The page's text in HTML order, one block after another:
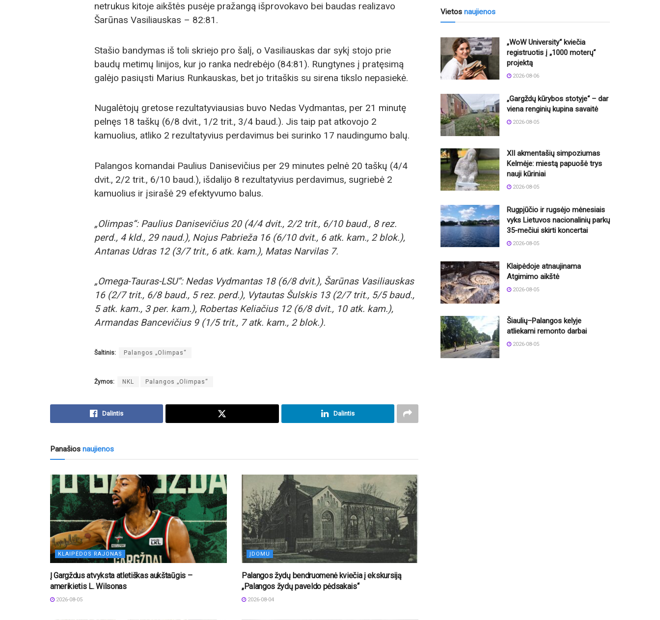
netrukus kitoje aikštės pusėje pražangą išprovokavo bei baudas realizavo
Šarūnas Vasiliauskas – 82:81.
Stašio bandymas iš toli skriejo pro šalį, o Vasiliauskas dar sykį stojo prie
baudų metimų linijos, kur jo ranka nedrebėjo (84:81). Rungtynes į pratęsimą
galėjo pasiųsti Marius Runkauskas, bet jo tritaškis su sirena tikslo nepasiekė.
Nugalėtojų gretose rezultatyviausias buvo Nedas Vydmantas, per 21 minutę
pelnęs 18 taškų (6/8 dvit., 1/2 trit., 3/4 baud.). Jis taip pat atkovojo 2
kamuolius, atliko 2 rezultatyvius perdavimus bei surinko 17 naudingumo balų.
Palangos komandai Paulius Danisevičius per 29 minutes pelnė 20 taškų (4/4
dvit., 2/2 trit., 6/10 baud.), išdalijo 8 rezultatyvius perdavimus, sugriebė 2
kamuolius ir įsirašė 29 efektyvumo balus.
„Olimpas“: Paulius Danisevičius 20 (4/4 dvit., 2/2 trit., 6/10 baud., 8 rez.
perd., 4 kld., 29 naud.), Nojus Pabrieža 16 (6/10 dvit., 6 atk. kam., 2 blok.),
Antanas Udras 12 (3/7 trit., 6 atk. kam.), Matas Narvilas 7.
„Omega-Tauras-LSU“: Nedas Vydmantas 18 (6/8 dvit.), Šarūnas Vasiliauskas
16 (2/7 trit., 6/8 baud., 5 rez. perd.), Vytautas Šulskis 13 (2/7 trit., 5/5 baud.,
5 atk. kam., 3 per. kam.), Robertas Keliačius 12 (6/8 dvit., 10 atk. kam.),
Armandas Bancevičius 9 (1/5 trit., 7 atk. kam., 2 blok.).
Šaltinis: Palangos „Olimpas“
Žymos: NKL Palangos „Olimpas“
Dalintis Dalintis
Panašios naujienos
KLAIPĖDOS RAJONAS
Į Gargždus atvyksta atletiškas aukštaūgis –
amerikietis L. Wilsonas
2026-08-05
ĮDOMU
Palangos žydų bendruomenė kviečia į ekskursiją
„Palangos žydų paveldo pėdsakais“
2026-08-04
Vietos naujienos
„WoW University“ kviečia
registruotis į „1000 moterų“
projektą
2026-08-06
„Gargždų kūrybos stotyje“ – dar
viena renginių kupina savaitė
2026-08-05
XII akmentašių simpoziumas
Kelmėje: miestą papuošė trys
nauji kūriniai
2026-08-05
Rugpjūčio ir rugsėjo mėnesiais
vyks Lietuvos nacionalinių parkų
35-mečiui skirti koncertai
2026-08-05
Klaipėdoje atnaujinama
Atgimimo aikštė
2026-08-05
Šiaulių–Palangos kelyje
atliekami remonto darbai
2026-08-05